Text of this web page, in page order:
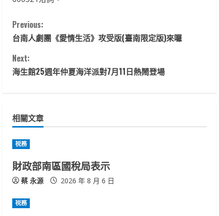
C
o
n
i
n
u
e
Previous:
台南人劇團《愛情生活》攻受版(臺南限定版)來囉
Next:
海生館25週年仲夏海洋派對7月11日熱鬧登場
相關文章
祱務
財政部南區國稅局表示
蔡 永源 2026 年 8 月 6 日
祱務